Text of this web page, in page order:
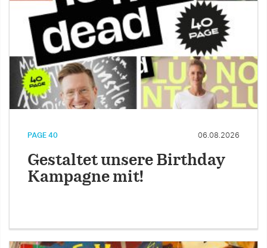
PAGE 40 06.08.2026
Gestaltet unsere Birthday
Kampagne mit!